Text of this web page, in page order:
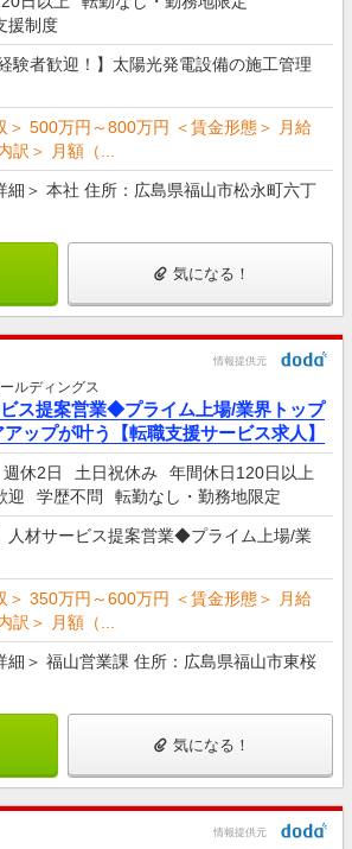
援制度
験者歓迎！】太陽光発電設備の施工管理
＞ 500万円～800万円 ＜賃金形態＞ 月給
訳＞ 月額（...
細＞ 本社 住所：広島県福山市松永町六丁
気になる！
情報提供元
ルディングス
ビス提案営業◆プライム上場/業界トップ
ップが叶う【転職支援サービス求人】
週休2日 土日祝休み
年間休日120日以上
迎
学歴不問 転勤なし・勤務地限定
人材サービス提案営業◆プライム上場/業
＞ 350万円～600万円 ＜賃金形態＞ 月給
訳＞ 月額（...
細＞ 福山営業課 住所：広島県福山市東桜
気になる！
情報提供元